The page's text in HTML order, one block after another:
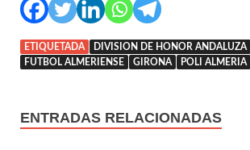
ETIQUETADA DIVISION DE HONOR ANDALUZA
FUTBOL ALMERIENSE
GIRONA POLI ALMERIA
ENTRADAS RELACIONADAS